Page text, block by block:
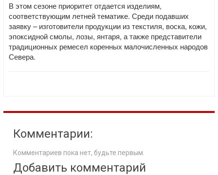
В этом сезоне приоритет отдается изделиям,
соответствующим летней тематике. Среди подавших
заявку – изготовители продукции из текстиля, воска, кожи,
эпоксидной смолы, лозы, янтаря, а также представители
традиционных ремесел коренных малочисленных народов
Севера.
Комментарии:
Комментариев пока нет, будьте первым.
Добавить комментарий